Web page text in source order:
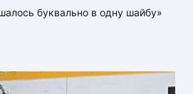
буквально в одну шайбу»